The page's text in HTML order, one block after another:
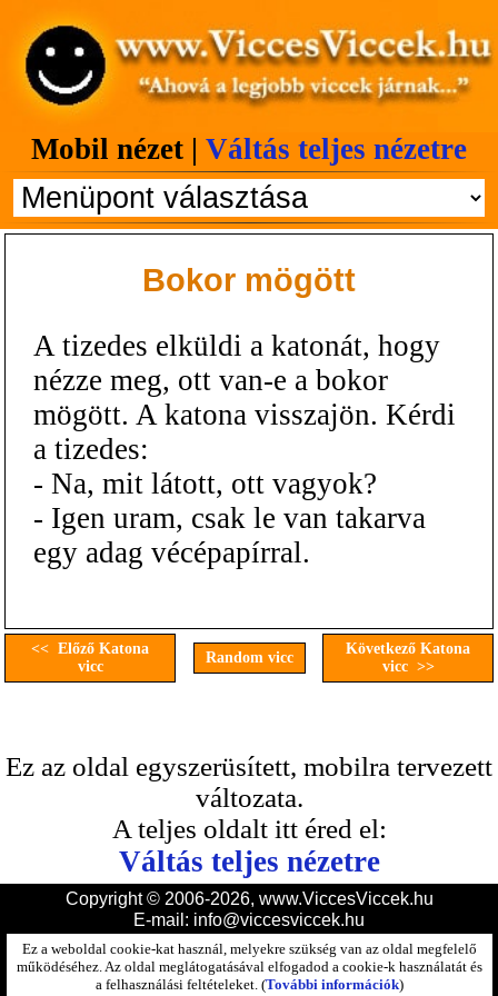
Mobil nézet | Váltás teljes nézetre
Bokor mögött
A tizedes elküldi a katonát, hogy
nézze meg, ott van-e a bokor
mögött. A katona visszajön. Kérdi
a tizedes:
- Na, mit látott, ott vagyok?
- Igen uram, csak le van takarva
egy adag vécépapírral.
<< Előző Katona
vicc
Random vicc
Következő Katona
vicc >>
Ez az oldal egyszerüsített, mobilra tervezett
változata.
A teljes oldalt itt éred el:
Váltás teljes nézetre
Copyright © 2006-2026, www.ViccesViccek.hu
E-mail: info@viccesviccek.hu
Ez a weboldal cookie-kat használ, melyekre szükség van az oldal megfelelő
működéséhez. Az oldal meglátogatásával elfogadod a cookie-k használatát és
a felhasználási feltételeket. (További információk)